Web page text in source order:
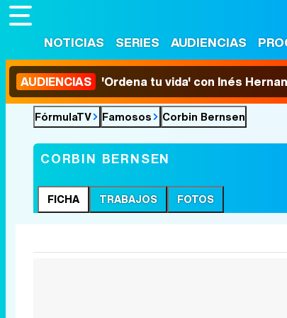
NOTICIAS SERIES AUDIENCIAS
AUDIENCIAS 'Ordena tu vida' con Inés
FórmulaTV Famosos Corbin Bernsen
CORBIN BERNSEN
FICHA TRABAJOS FOTOS